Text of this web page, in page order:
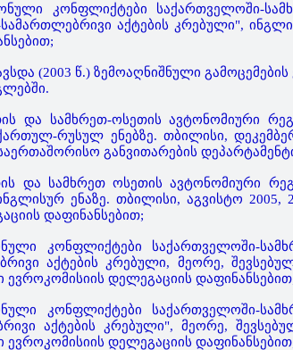
კონფლიქტები საქართველოში-
აქტების კრებული",
(2003 წ.) ზემოაღნიშნული
და სამხრეთ-ოსეთის ავტონომიური
რუსულ ენებზე. თბილისი,
განვითარების
და სამხრეთ ოსეთის ავტონომიური
ენაზე. თბილისი, აგვისტო 2005,
დაფინანსებით;
კონფლიქტები საქართველოში-
აქტების კრებული, მეორე,
დელეგაციის
კონფლიქტები საქართველოში-
აქტების კრებული", მეორე,
დელეგაციის